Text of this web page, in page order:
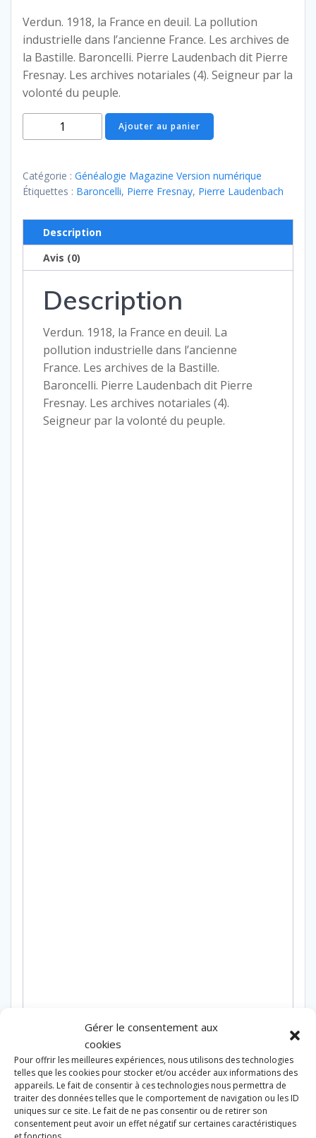
Gérer le consentement aux
cookies
Pour offrir les meilleures expériences, nous utilisons des technologies
telles que les cookies pour stocker et/ou accéder aux informations des
appareils. Le fait de consentir à ces technologies nous permettra de
traiter des données telles que le comportement de navigation ou les ID
uniques sur ce site. Le fait de ne pas consentir ou de retirer son
consentement peut avoir un effet négatif sur certaines caractéristiques
Verdun. 1918, la France en deuil. La pollution
industrielle dans l’ancienne France. Les archives de
la Bastille. Baroncelli. Pierre Laudenbach dit Pierre
Fresnay. Les archives notariales (4). Seigneur par la
volonté du peuple.
quantité
de
Magazine
n°
novembre
1997
Ajouter au panier
Catégorie : Généalogie Magazine Version numérique
Étiquettes : Baroncelli, Pierre Fresnay, Pierre Laudenbach
Description
Avis (0)
Description
Verdun. 1918, la France en deuil. La
pollution industrielle dans l’ancienne
France. Les archives de la Bastille.
Baroncelli. Pierre Laudenbach dit Pierre
Fresnay. Les archives notariales (4).
Seigneur par la volonté du peuple.
Produits similaires